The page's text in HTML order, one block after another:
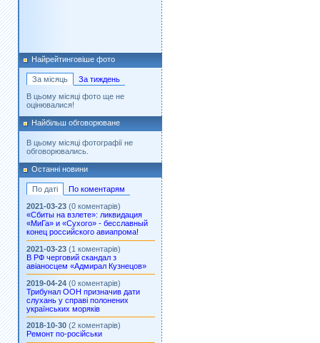
Найрейтинговіше фото
За місяць
За тиждень
В цьому місяці фото ще не
оцінювалися!
Найбільш обговорюване
В цьому місяці фотографії не
обговорювались.
Останні новини
По даті
По коментарям
2021-03-23 (0 коментарів)
«Сбиты на взлете»: ликвидация
«МиГа» и «Сухого» - бесславный
конец российского авиапрома!
2021-03-23 (1 коментарів)
В РФ черговий скандал з
авіаносцем «Адмирал Кузнецов»
2019-04-24 (0 коментарів)
Трибунал ООН призначив дати
слухань у справі полонених
українських моряків
2018-10-30 (2 коментарів)
Ремонт по-російськи